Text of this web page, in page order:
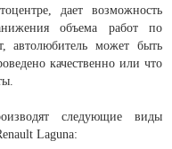
дает возможность
объема работ по
автолюбитель может быть
качественно или что
следующие виды
Laguna: